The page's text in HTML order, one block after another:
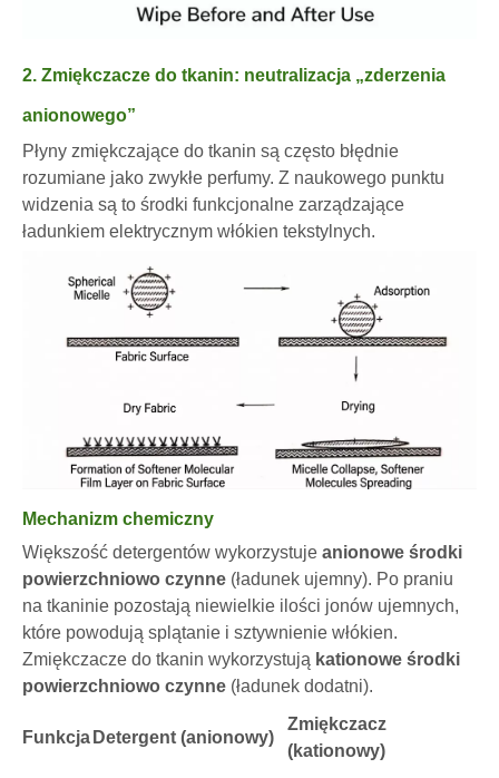
2. Zmiękczacze do tkanin: neutralizacja „zderzenia
anionowego”
Płyny zmiękczające do tkanin są często błędnie
rozumiane jako zwykłe perfumy. Z naukowego punktu
widzenia są to środki funkcjonalne zarządzające
ładunkiem elektrycznym włókien tekstylnych.
Mechanizm chemiczny
Większość detergentów wykorzystuje anionowe środki
powierzchniowo czynne (ładunek ujemny). Po praniu
na tkaninie pozostają niewielkie ilości jonów ujemnych,
które powodują splątanie i sztywnienie włókien.
Zmiękczacze do tkanin wykorzystują kationowe środki
powierzchniowo czynne (ładunek dodatni).
Funkcja Detergent (anionowy)
Zmiękczacz
(kationowy)